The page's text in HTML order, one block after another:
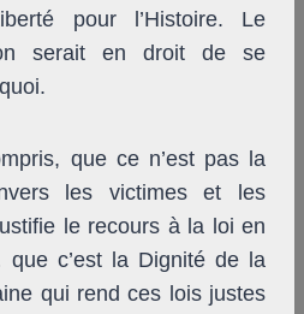
pour l’Histoire. Le
serait en droit de se
que ce n’est pas la
les victimes et les
le recours à la loi en
c’est la Dignité de la
qui rend ces lois justes